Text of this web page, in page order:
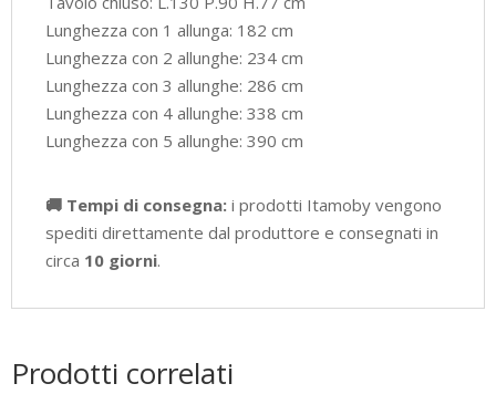
Lunghezza con 1 allunga: 182 cm
Lunghezza con 2 allunghe: 234 cm
Lunghezza con 3 allunghe: 286 cm
Lunghezza con 4 allunghe: 338 cm
Lunghezza con 5 allunghe: 390 cm
🚚 Tempi di consegna: i prodotti Itamoby vengono
spediti direttamente dal produttore e consegnati in
circa 10 giorni.
Prodotti correlati